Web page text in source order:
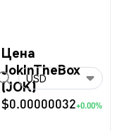
Цена
JokInTheBox
(JOK)
$0.00000032+0.00%
USD